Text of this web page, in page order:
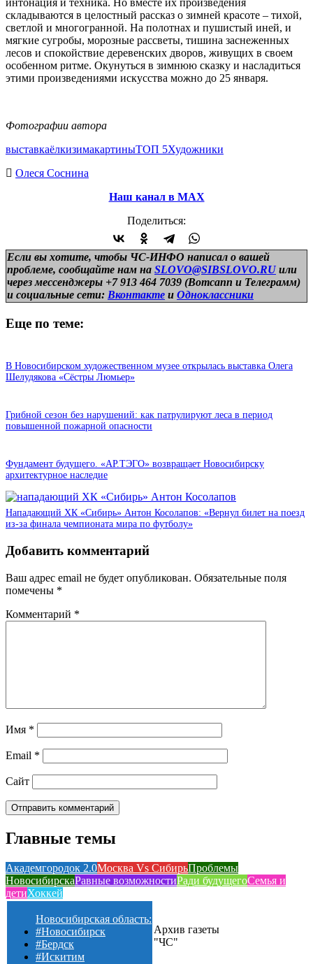
складываются в целостный рассказ о зимней красоте – тихой,
светлой и многогранной. На полотнах и пушистый иней, и
мягкие сугробы, морозные рассветы, тишина заснеженных
лесов и спокойствие деревенских дворов, живущих в своем
особенном ритме. Окунуться в зимнюю сказку и насладиться
этими произведениями искусства можно до 25 января.
Фотографии автора
выставкаёлкизимакартиныТОП 5Художники
Олеся Соснина
Наш канал в МАХ
Поделиться:
Если вы хотите, чтобы ЧС-ИНФО написал о вашей
проблеме, сообщайте нам на SLOVO@SIBSLOVO.RU или
через мессенджеры +7 913 464 7039 (Вотсапп и Телеграмм)
и социальные сети: Вконтакте и Одноклассники
Еще по теме:
В Новосибирском художественном музее открылась выставка Олега
Шелудякова «Сёстры Люмьер»
Грибной сезон без нарушений: как патрулируют леса в период
повышенной пожарной опасности
Фундамент будущего. «АР.ТЭГО» возвращает Новосибирску
архитектурное наследие
Нападающий ХК «Сибирь» Антон Косолапов: «Вернул билет на поезд
из-за финала чемпионата мира по футболу»
Добавить комментарий
Ваш адрес email не будет опубликован. Обязательные поля
помечены *
Комментарий *
Имя *
Email *
Сайт
Главные темы
Академгородок 2.0Москва Vs СибирьПроблемы
НовосибирскаРавные возможностиРади будущегоСемья и
детиХоккей
Новосибирская область:
#Новосибирск
#Бердск
#Искитим
Архив газеты
"ЧС"